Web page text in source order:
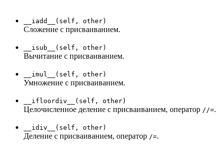
__iadd__(self, other)
Сложение с присваиванием.
__isub__(self, other)
Вычитание с присваиванием.
__imul__(self, other)
Умножение с присваиванием.
__ifloordiv__(self, other)
Целочисленное деление с присваиванием, оператор //=.
__idiv__(self, other)
Деление с присваиванием, оператор /=.